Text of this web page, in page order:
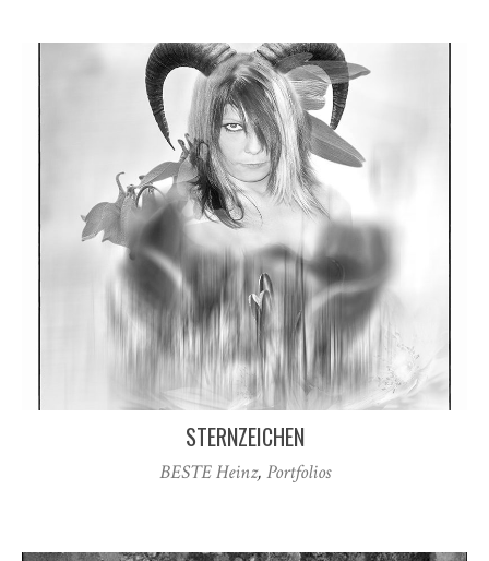
STERNZEICHEN
BESTE Heinz, Portfolios